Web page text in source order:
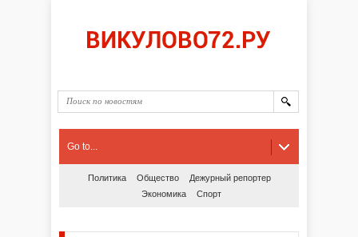
Go to...
Политика Общество
Дежурный репортер
Экономика
Спорт